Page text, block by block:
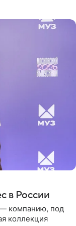
в России
компанию, под
коллекция